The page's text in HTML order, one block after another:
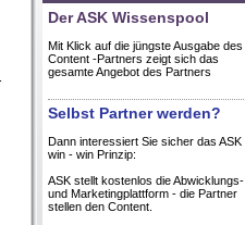
Der ASK Wissenspool
Mit Klick auf die jüngste Ausgabe des
Content -Partners zeigt sich das
gesamte Angebot des Partners
Selbst Partner werden?
Dann interessiert Sie sicher das ASK
win - win Prinzip:
ASK stellt kostenlos die Abwicklungs-
und Marketingplattform - die Partner
stellen den Content.